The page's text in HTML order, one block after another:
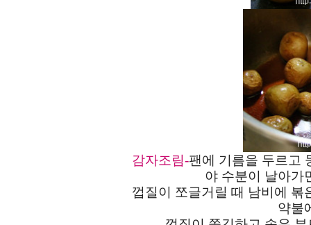
감자조림-팬에 기름을 두르고
야 수분이 날아가
껍질이 쪼글거릴 때 남비에 볶
약불